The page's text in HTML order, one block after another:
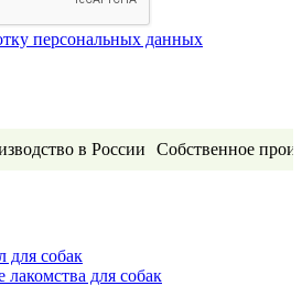
персональных данных
Собственное
для собак
лакомства для собак